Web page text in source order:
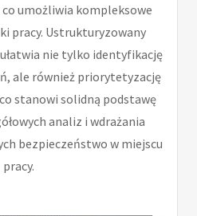
umożliwia kompleksowe
pracy. Ustrukturyzowany
nie tylko identyfikację
ale również priorytetyzację
stanowi solidną podstawę
analiz i wdrażania
bezpieczeństwo w miejscu
pracy.